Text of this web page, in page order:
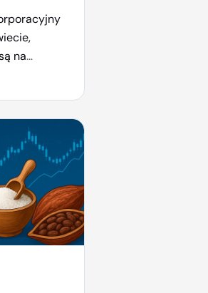
na
MSTR
na
rynek
jest ta